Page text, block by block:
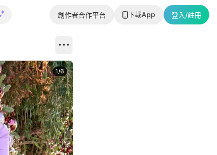
創作者合作平台 下載App 登入/註冊
1/6